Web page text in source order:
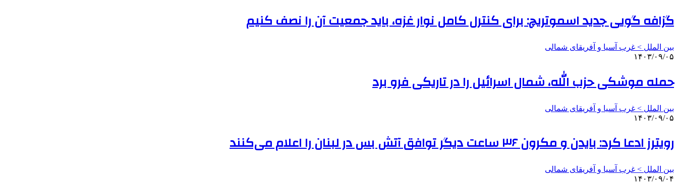
گزافه گویی جدید اسموتریچ: برای کنترل کامل نوار غزه، باید جمعیت آن را نصف کنیم
بین الملل > غرب آسیا و آفریقای شمالی
۱۴۰۳/۰۹/۰۵
حمله موشکی حزب الله، شمال اسرائیل را در تاریکی فرو برد
بین الملل > غرب آسیا و آفریقای شمالی
۱۴۰۳/۰۹/۰۵
رویترز ادعا کرد: بایدن و مکرون ۳۶ ساعت دیگر توافق آتش بس در لبنان را اعلام می‌کنند
بین الملل > غرب آسیا و آفریقای شمالی
۱۴۰۳/۰۹/۰۴